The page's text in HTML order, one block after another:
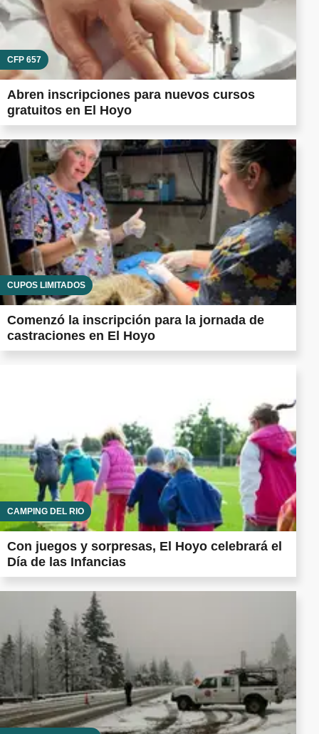
CFP 657
Abren inscripciones para nuevos cursos
gratuitos en El Hoyo
CUPOS LIMITADOS
Comenzó la inscripción para la jornada de
castraciones en El Hoyo
CAMPING DEL RÍO
Con juegos y sorpresas, El Hoyo celebrará el
Día de las Infancias